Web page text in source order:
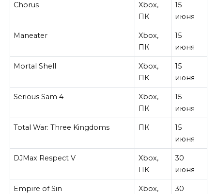
Chorus
Xbox,
ПК
15
июня
Maneater
Xbox,
ПК
15
июня
Mortal Shell
Xbox,
ПК
15
июня
Serious Sam 4
Xbox,
ПК
15
июня
Total War: Three Kingdoms ПК
15
июня
DJMax Respect V
Xbox,
ПК
30
июня
Empire of Sin
Xbox,
30